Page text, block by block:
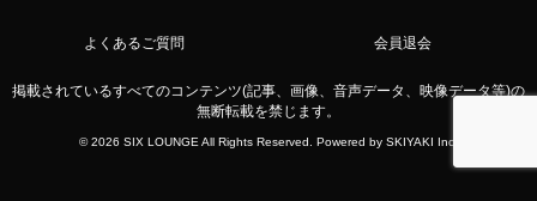
よくあるご質問 会員退会
掲載されているすべてのコンテンツ(記事、画像、音声データ、映像データ等)の
無断転載を禁じます。
© 2026 SIX LOUNGE All Rights Reserved. Powered by SKIYAKI Inc.